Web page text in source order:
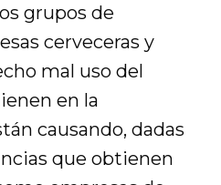
grupos de
cerveceras y
mal uso del
en la
causando, dadas
que obtienen